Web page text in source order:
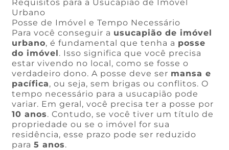
Requisitos para a Usucapião de Imóvel
Urbano
Posse de Imóvel e Tempo Necessário
Para você conseguir a usucapião de imóvel
urbano, é fundamental que tenha a posse
do imóvel. Isso significa que você precisa
estar vivendo no local, como se fosse o
verdadeiro dono. A posse deve ser mansa e
pacífica, ou seja, sem brigas ou conflitos. O
tempo necessário para a usucapião pode
variar. Em geral, você precisa ter a posse por
10 anos. Contudo, se você tiver um título de
propriedade ou se o imóvel for sua
residência, esse prazo pode ser reduzido
para5 anos.